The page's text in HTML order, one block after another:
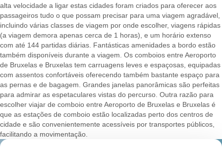
alta velocidade a ligar estas cidades foram criados para oferecer aos
passageiros tudo o que possam precisar para uma viagem agradável,
incluindo várias classes de viagem por onde escolher, viagens rápidas
(a viagem demora apenas cerca de 1 horas), e um horário extenso
com até 144 partidas diárias. Fantásticas amenidades a bordo estão
também disponíveis durante a viagem. Os comboios entre Aeroporto
de Bruxelas e Bruxelas tem carruagens leves e espaçosas, equipadas
com assentos confortáveis oferecendo também bastante espaço para
as pernas e de bagagem. Grandes janelas panorâmicas são perfeitas
para admirar as espetaculares vistas do percurso. Outra razão para
escolher viajar de comboio entre Aeroporto de Bruxelas e Bruxelas é
que as estações de comboio estão localizadas perto dos centros de
cidade e são convenientemente acessíveis por transportes públicos,
facilitando a movimentação.